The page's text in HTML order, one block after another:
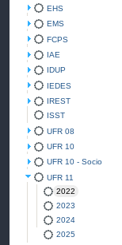
EHS
EMS
FCPS
IAE
IDUP
IEDES
IREST
ISST
UFR 08
UFR 10
UFR 10 - Socio
UFR 11
2022
2023
2024
2025